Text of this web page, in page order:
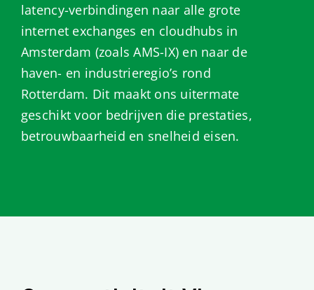
latency-verbindingen naar alle grote
internet exchanges en cloudhubs in
Amsterdam (zoals AMS-IX) en naar de
haven- en industrieregio’s rond
Rotterdam. Dit maakt ons uitermate
geschikt voor bedrijven die prestaties,
betrouwbaarheid en snelheid eisen.